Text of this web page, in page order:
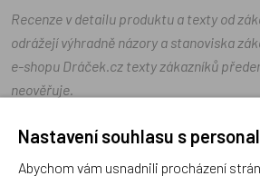
Recenze v detailu produktu a texty od
odrážejí výhradně názory a stanoviska
e-shopu Dráček.cz texty zákazníků
neověřuje.
Zatím zde nejsou žádné dotazy. Buďte
Nastavení souhlasu s
Abychom vám usnadnili procházení